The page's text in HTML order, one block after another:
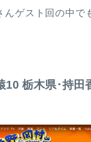
んゲスト回の中で
栃木県･持田